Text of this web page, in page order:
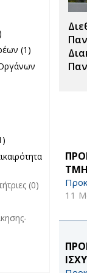
11
filter
filter
Σπουδές
filter
φορέων
(1)
Ανακοινώσεις
άλλων
filter
filter
Σπουδές filter
(0)